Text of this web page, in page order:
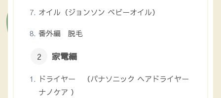
オイル（ジョンソン ベビーオイル）
番外編 脱毛
家電編
ドライヤー （パナソニック ヘアドライヤー
ナノケア ）